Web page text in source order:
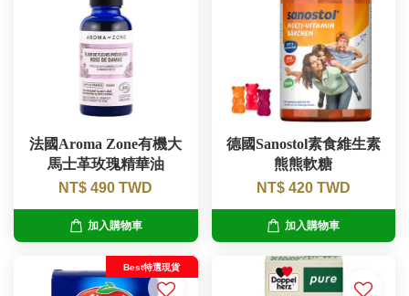
法國Aroma Zone有機大
馬士革玫瑰精華油
NT$ 490 TWD
加入購物車
德國Sanostol素食維生素
熊熊軟糖
NT$ 420 TWD
加入購物車
Best特選現貨